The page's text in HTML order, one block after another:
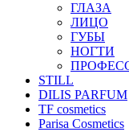
ГЛАЗА
ЛИЦО
ГУБЫ
НОГТИ
STILL
DILIS PARFUM
TF cosmetics
Parisa Cosmetics